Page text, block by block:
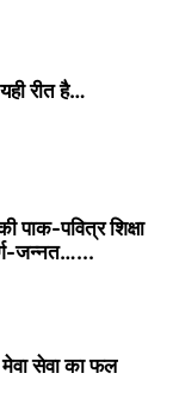
रीत है…
पवित्र शिक्षा
जन्नत…...
सेवा का फल